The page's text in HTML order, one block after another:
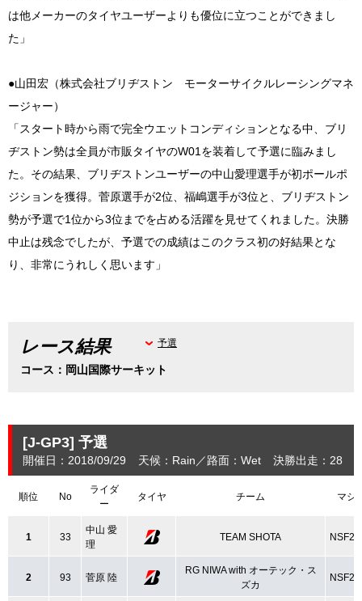
は他メーカーのタイヤユーザーよりも優位に立つことができまし
た」
●山田宏（株式会社ブリヂストン モーターサイクルレーシングマネ
ージャー）
「スタート時から雨で完全ウエットコンディションとなる中、ブリ
ヂストン勢は全員が市販タイヤのW01を装着して予選に臨みまし
た。その結果、ブリヂストンユーザーの中山愛理選手が初ポールポ
ジションを獲得。菅原選手が2位、福嶋選手が3位と、ブリヂストン
勢が予選で1位から3位までを占める活躍を見せてくれました。決勝
中止は残念でしたが、予選での成績はこのクラス初の好結果とな
り、非常にうれしく思います」
レース結果
コース：岡山国際サーキット
予選
[J-GP3] 予選
開催日：2018/09/29 天候：Rain 路面：Wet 決勝出走：28
順位 No
ライダ
ー
タイヤ チーム マシ
1 33
中山 愛
理
TEAM SHOTA
2 93 菅原 陸
RG NIWA with オーテック・ス
ズカ